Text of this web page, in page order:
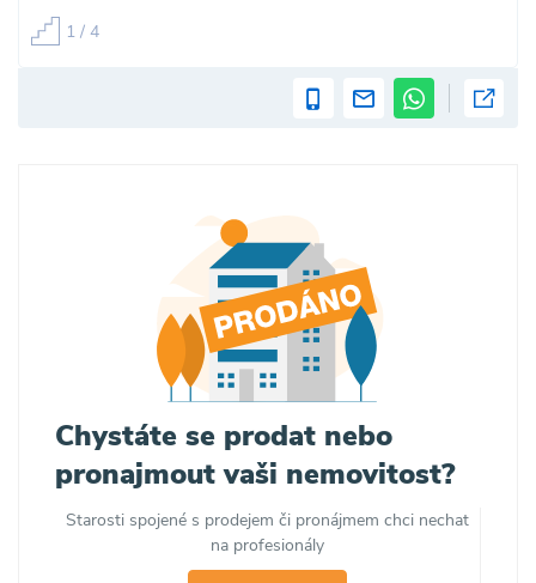
1 / 4
Chystáte se prodat nebo
pronajmout vaši nemovitost?
Starosti spojené s prodejem či pronájmem chci nechat
na profesionály